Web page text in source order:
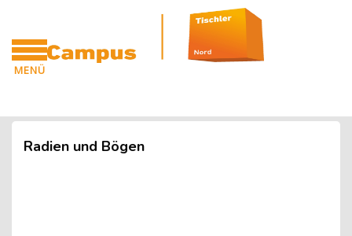
MENÜ
Zum Hauptinhalt
Blöcke
Blöcke
Radien und Bögen